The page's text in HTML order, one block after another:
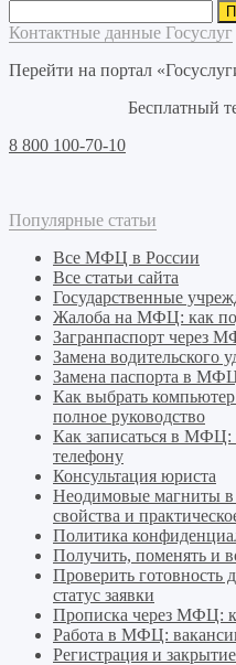
Контактные данные Госуслуг
Перейти на портал
Бесплатный
8 800 100-70-10
Популярные статьи
Все МФЦ в России
Все статьи сайта
Государственные
Жалоба на МФЦ: как
Загранпаспорт через
Замена водительского
Замена паспорта в
Как выбрать
полное руководство
Как записаться в МФЦ:
телефону
Консультация юриста
Неодимовые магниты
свойства и
Политика
Получить, поменять
Проверить
статус заявки
Прописка через МФЦ:
Работа в МФЦ:
Регистрация и